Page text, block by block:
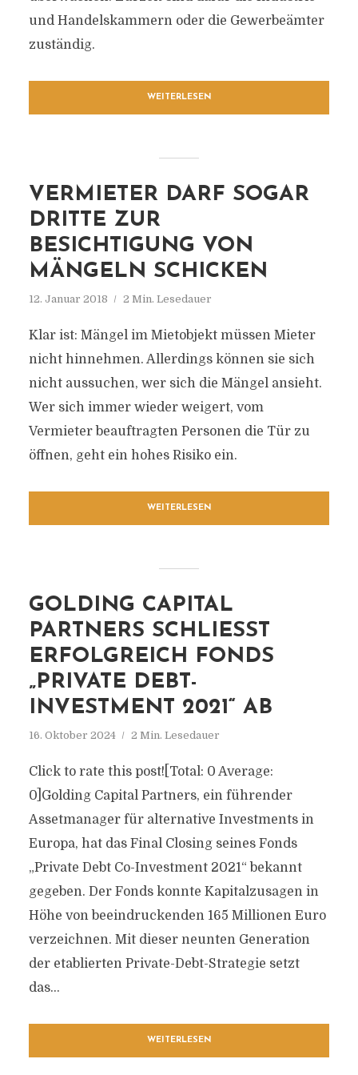
und Handelskammern oder die Gewerbeämter
zuständig.
WEITERLESEN
VERMIETER DARF SOGAR
DRITTE ZUR
BESICHTIGUNG VON
MÄNGELN SCHICKEN
12. Januar 2018 2 Min. Lesedauer
Klar ist: Mängel im Mietobjekt müssen Mieter
nicht hinnehmen. Allerdings können sie sich
nicht aussuchen, wer sich die Mängel ansieht.
Wer sich immer wieder weigert, vom
Vermieter beauftragten Personen die Tür zu
öffnen, geht ein hohes Risiko ein.
WEITERLESEN
GOLDING CAPITAL
PARTNERS SCHLIESST E
RFOLGREICH FONDS „
PRIVATE DEBT-I
NVESTMENT 2021“ AB
16. Oktober 2024 2 Min. Lesedauer
Click to rate this post![Total: 0 Average:
0]Golding Capital Partners, ein führender
Assetmanager für alternative Investments in
Europa, hat das Final Closing seines Fonds
„Private Debt Co-Investment 2021“ bekannt
gegeben. Der Fonds konnte Kapitalzusagen in
Höhe von beeindruckenden 165 Millionen Euro
verzeichnen. Mit dieser neunten Generation
der etablierten Private-Debt-Strategie setzt
das...
WEITERLESEN